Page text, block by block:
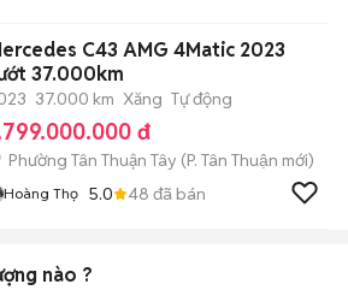
C43 AMG 4Matic 2023
37.000km
37.000 km Xăng Tự động
đ
Phường Tân Thuận Tây (P. Tân Thuận mới)
Hoàng Thọ 5.0 48 đã bán
nào ?